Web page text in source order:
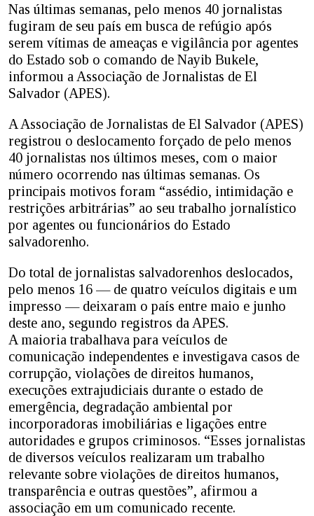
Nas últimas semanas, pelo menos 40 jornalistas
fugiram de seu país em busca de refúgio após
serem vítimas de ameaças e vigilância por agentes
do Estado sob o comando de Nayib Bukele,
informou a Associação de Jornalistas de El
Salvador (APES).
A Associação de Jornalistas de El Salvador (APES)
registrou o deslocamento forçado de pelo menos
40 jornalistas nos últimos meses, com o maior
número ocorrendo nas últimas semanas. Os
principais motivos foram “assédio, intimidação e
restrições arbitrárias” ao seu trabalho jornalístico
por agentes ou funcionários do Estado
salvadorenho.
Do total de jornalistas salvadorenhos deslocados,
pelo menos 16 — de quatro veículos digitais e um
impresso — deixaram o país entre maio e junho
deste ano, segundo registros da APES.
A maioria trabalhava para veículos de
comunicação independentes e investigava casos de
corrupção, violações de direitos humanos,
execuções extrajudiciais durante o estado de
emergência, degradação ambiental por
incorporadoras imobiliárias e ligações entre
autoridades e grupos criminosos. “Esses jornalistas
de diversos veículos realizaram um trabalho
relevante sobre violações de direitos humanos,
transparência e outras questões”, afirmou a
associação em um comunicado recente.